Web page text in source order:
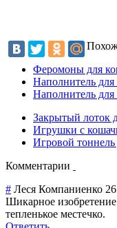
Феромоны для
Наполнитель для
Наполнитель для
Закрытый лоток
Игрушки с
Игровой
Комментарии
# Леся Компаниенко
Шикарное изобретение
тепленькое местечко.